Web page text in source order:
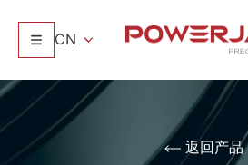
CN
返回产品